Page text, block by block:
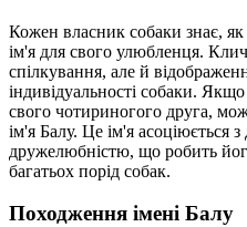
Кожен власник собаки знає,
ім'я для свого улюбленця.
спілкування, але й
індивідуальності собаки.
свого чотириногого друга,
ім'я Балу. Це ім'я асоціюється
дружелюбністю, що робить
багатьох порід собак.
Походження імені Балу